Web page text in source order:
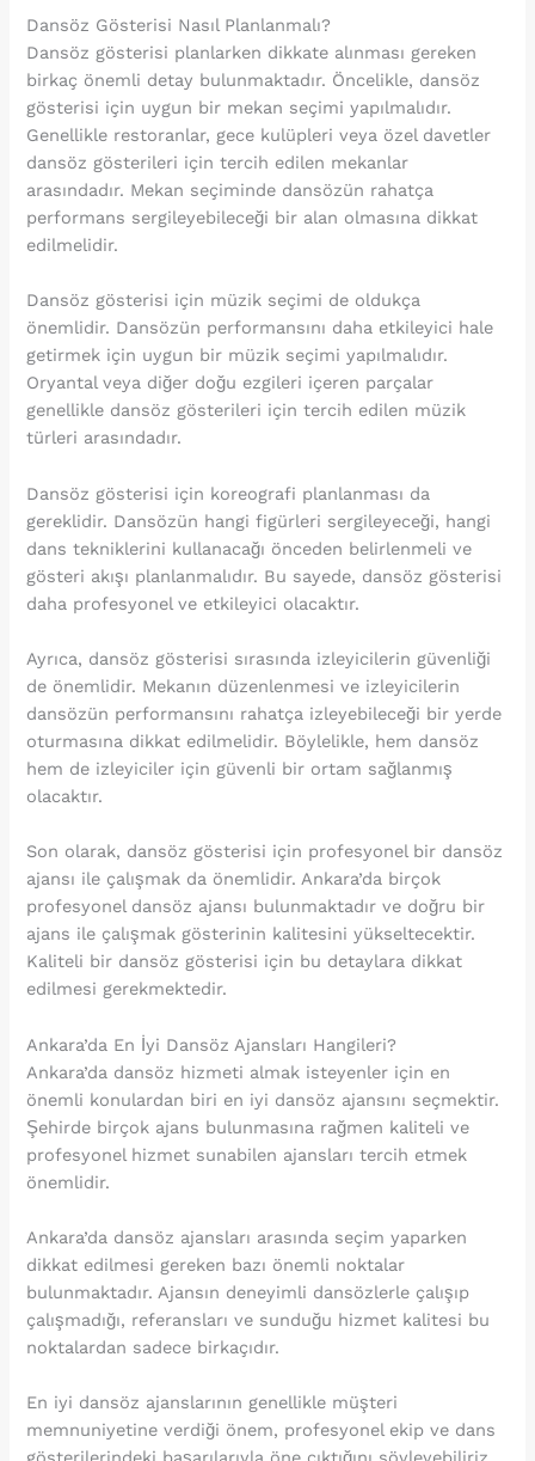
Dansöz Gösterisi Nasıl Planlanmalı?
Dansöz gösterisi planlarken dikkate alınması gereken
birkaç önemli detay bulunmaktadır. Öncelikle, dansöz
gösterisi için uygun bir mekan seçimi yapılmalıdır.
Genellikle restoranlar, gece kulüpleri veya özel davetler
dansöz gösterileri için tercih edilen mekanlar
arasındadır. Mekan seçiminde dansözün rahatça
performans sergileyebileceği bir alan olmasına dikkat
edilmelidir.
Dansöz gösterisi için müzik seçimi de oldukça
önemlidir. Dansözün performansını daha etkileyici hale
getirmek için uygun bir müzik seçimi yapılmalıdır.
Oryantal veya diğer doğu ezgileri içeren parçalar
genellikle dansöz gösterileri için tercih edilen müzik
türleri arasındadır.
Dansöz gösterisi için koreografi planlanması da
gereklidir. Dansözün hangi figürleri sergileyeceği, hangi
dans tekniklerini kullanacağı önceden belirlenmeli ve
gösteri akışı planlanmalıdır. Bu sayede, dansöz gösterisi
daha profesyonel ve etkileyici olacaktır.
Ayrıca, dansöz gösterisi sırasında izleyicilerin güvenliği
de önemlidir. Mekanın düzenlenmesi ve izleyicilerin
dansözün performansını rahatça izleyebileceği bir yerde
oturmasına dikkat edilmelidir. Böylelikle, hem dansöz
hem de izleyiciler için güvenli bir ortam sağlanmış
olacaktır.
Son olarak, dansöz gösterisi için profesyonel bir dansöz
ajansı ile çalışmak da önemlidir. Ankara’da birçok
profesyonel dansöz ajansı bulunmaktadır ve doğru bir
ajans ile çalışmak gösterinin kalitesini yükseltecektir.
Kaliteli bir dansöz gösterisi için bu detaylara dikkat
edilmesi gerekmektedir.
Ankara’da En İyi Dansöz Ajansları Hangileri?
Ankara’da dansöz hizmeti almak isteyenler için en
önemli konulardan biri en iyi dansöz ajansını seçmektir.
Şehirde birçok ajans bulunmasına rağmen kaliteli ve
profesyonel hizmet sunabilen ajansları tercih etmek
önemlidir.
Ankara’da dansöz ajansları arasında seçim yaparken
dikkat edilmesi gereken bazı önemli noktalar
bulunmaktadır. Ajansın deneyimli dansözlerle çalışıp
çalışmadığı, referansları ve sunduğu hizmet kalitesi bu
noktalardan sadece birkaçıdır.
En iyi dansöz ajanslarının genellikle müşteri
memnuniyetine verdiği önem, profesyonel ekip ve dans